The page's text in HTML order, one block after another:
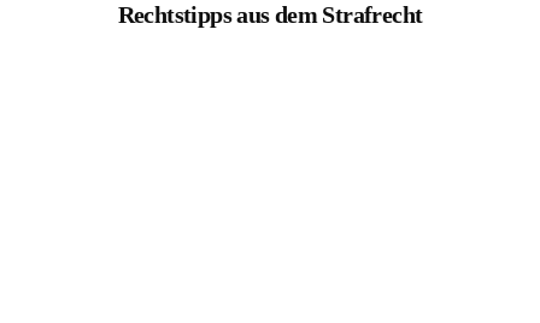
Rechtstipps aus dem Strafrecht